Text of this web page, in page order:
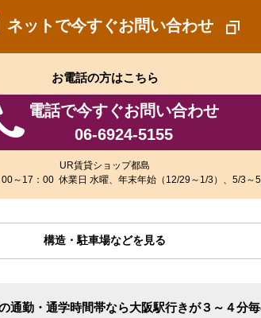
ネットで今すぐお問い合わせ
お電話の方はこちら
電話で今すぐお問い合わせ
06-6924-5155
UR賃貸ショップ都島
～17：00 休業日 水曜、年末年始（12/29～1/3）、5/3～
構造・駐車場などを見る
勤・通学時間帯なら大阪駅行きが３～４分毎